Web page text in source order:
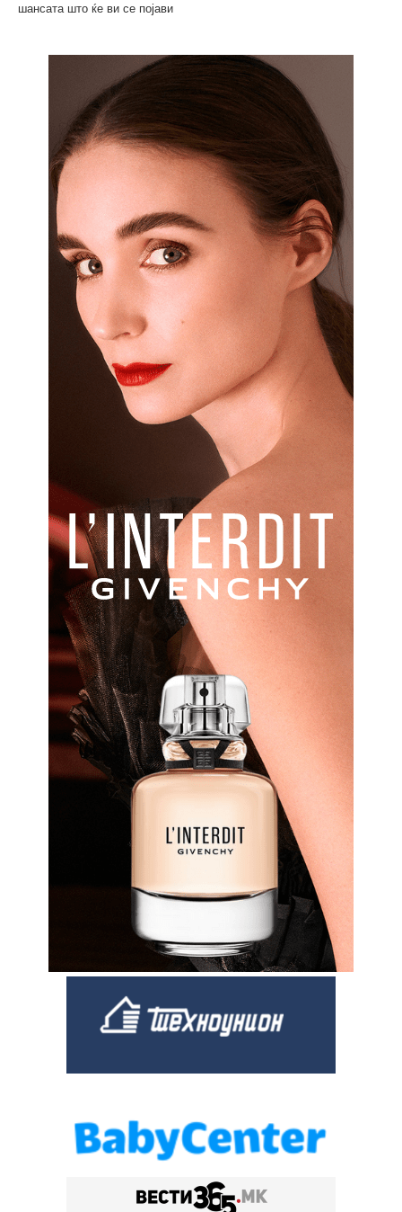
шансата што ќе ви се појави